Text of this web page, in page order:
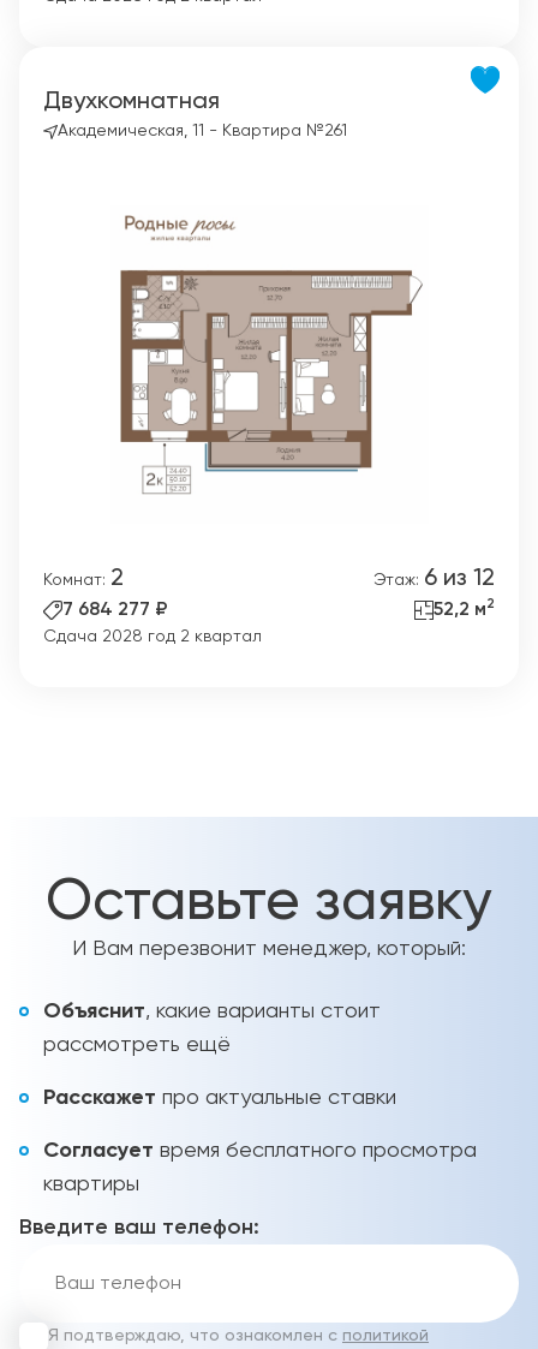
Двухкомнатная
Академическая, 11 - Квартира №261
Комнат: 2 Этаж: 6 из 12
7 684 277 ₽ 52,2 м2
Сдача 2028 год 2 квартал
Оставьте заявку
И Вам перезвонит менеджер, который:
Объяснит, какие варианты стоит
рассмотреть ещё
Расскажет про актуальные ставки
Согласует время бесплатного просмотра
квартиры
Введите ваш телефон:
Я подтверждаю, что ознакомлен с политикой